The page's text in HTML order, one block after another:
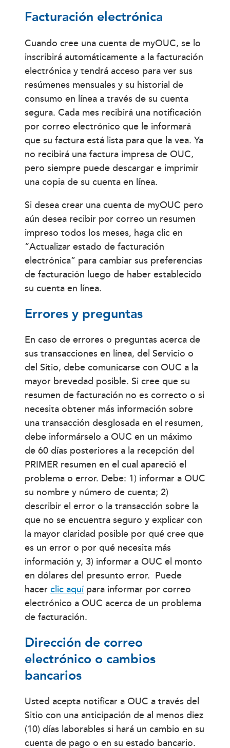
Facturación electrónica
Cuando cree una cuenta de myOUC, se lo
inscribirá automáticamente a la facturación
electrónica y tendrá acceso para ver sus
resúmenes mensuales y su historial de
consumo en línea a través de su cuenta
segura. Cada mes recibirá una notificación
por correo electrónico que le informará
que su factura está lista para que la vea. Ya
no recibirá una factura impresa de OUC,
pero siempre puede descargar e imprimir
una copia de su cuenta en línea.
Si desea crear una cuenta de myOUC pero
aún desea recibir por correo un resumen
impreso todos los meses, haga clic en
“Actualizar estado de facturación
electrónica” para cambiar sus preferencias
de facturación luego de haber establecido
su cuenta en línea.
Errores y preguntas
En caso de errores o preguntas acerca de
sus transacciones en línea, del Servicio o
del Sitio, debe comunicarse con OUC a la
mayor brevedad posible. Si cree que su
resumen de facturación no es correcto o si
necesita obtener más información sobre
una transacción desglosada en el resumen,
debe informárselo a OUC en un máximo
de 60 días posteriores a la recepción del
PRIMER resumen en el cual apareció el
problema o error. Debe: 1) informar a OUC
su nombre y número de cuenta; 2)
describir el error o la transacción sobre la
que no se encuentra seguro y explicar con
la mayor claridad posible por qué cree que
es un error o por qué necesita más
información y, 3) informar a OUC el monto
en dólares del presunto error. Puede
hacerclic aquípara informar por correo
electrónico a OUC acerca de un problema
de facturación.
Dirección de correo
electrónico o cambios
bancarios
Usted acepta notificar a OUC a través del
Sitio con una anticipación de al menos diez
(10) días laborables si hará un cambio en su
cuenta de pago o en su estado bancario.